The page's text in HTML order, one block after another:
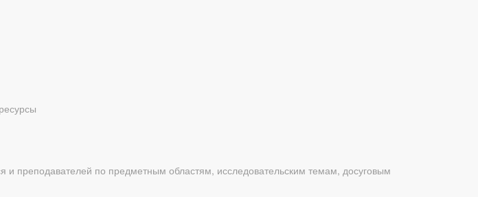
преподавателей по предметным областям, исследовательским темам, досуговым